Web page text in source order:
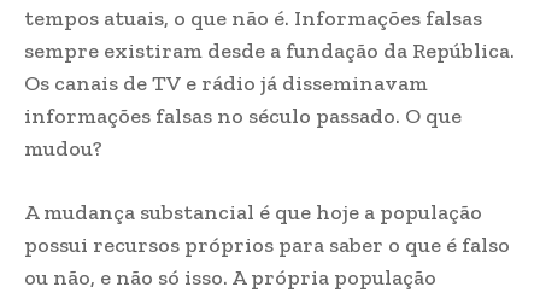
tempos atuais, o que não é. Informações falsas
sempre existiram desde a fundação da República.
Os canais de TV e rádio já disseminavam
informações falsas no século passado. O que
mudou?
A mudança substancial é que hoje a população
possui recursos próprios para saber o que é falso
ou não, e não só isso. A própria população